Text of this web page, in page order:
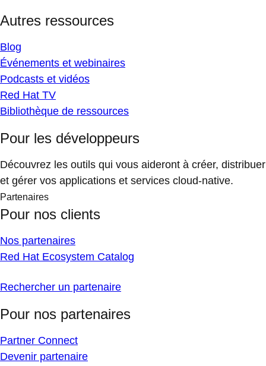
Autres ressources
Blog
Événements et webinaires
Podcasts et vidéos
Red Hat TV
Bibliothèque de ressources
Pour les développeurs
Découvrez les outils qui vous aideront à créer, distribuer
et gérer vos applications et services cloud-native.
Partenaires
Pour nos clients
Nos partenaires
Red Hat Ecosystem Catalog
Rechercher un partenaire
Pour nos partenaires
Partner Connect
Devenir partenaire